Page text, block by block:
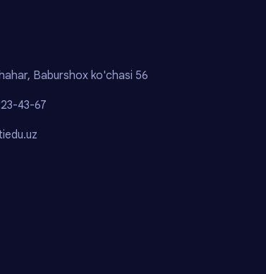
Baburshox ko'chasi 56
43-67